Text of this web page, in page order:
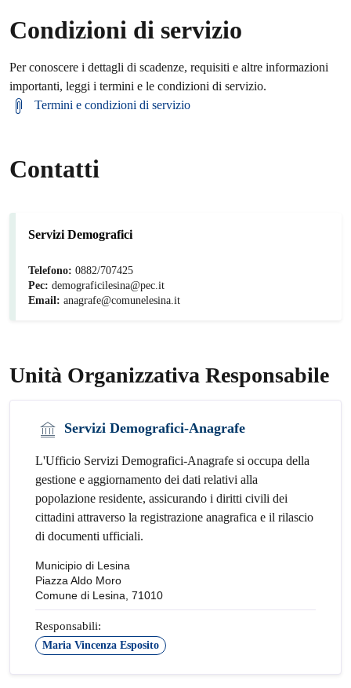
Condizioni di servizio
Per conoscere i dettagli di scadenze, requisiti e altre informazioni
importanti, leggi i termini e le condizioni di servizio.
Termini e condizioni di servizio
Contatti
Servizi Demografici
Telefono: 0882/707425
Pec: demograficilesina@pec.it
Email: anagrafe@comunelesina.it
Unità Organizzativa Responsabile
Servizi Demografici-Anagrafe
L'Ufficio Servizi Demografici-Anagrafe si occupa della
gestione e aggiornamento dei dati relativi alla
popolazione residente, assicurando i diritti civili dei
cittadini attraverso la registrazione anagrafica e il rilascio
di documenti ufficiali.
Municipio di Lesina
Piazza Aldo Moro
Comune di Lesina, 71010
Responsabili:
Maria Vincenza Esposito